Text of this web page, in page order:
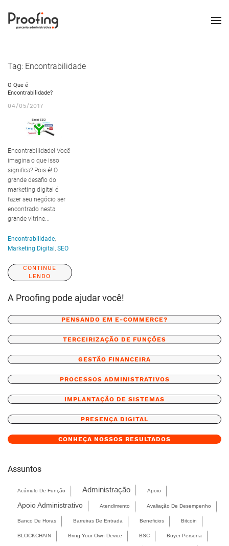
Tag: Encontrabilidade
O Que é
Encontrabilidade?
04/05/2017
Encontrabilidade! Você
imagina o que isso
significa? Pois é! O
grande desafio do
marketing digital é
fazer seu negócio ser
encontrado nesta
grande vitrine...
Encontrabilidade,
Marketing Digital , SEO
CONTINUE
LENDO
A Proofing pode ajudar você!
PENSANDO EM E-COMMERCE?
TERCEIRIZAÇÃO DE FUNÇÕES
GESTÃO FINANCEIRA
PROCESSOS ADMINISTRATIVOS
IMPLANTAÇÃO DE SISTEMAS
PRESENÇA DIGITAL
CONHEÇA NOSSOS RESULTADOS
Assuntos
Acúmulo De Função Administração Apoio
Apoio Administrativo Atendimento Avaliação De Desempenho
Banco De Horas Barreiras De Entrada Beneficios Bitcoin
BLOCKCHAIN Bring Your Own Device BSC Buyer Persona